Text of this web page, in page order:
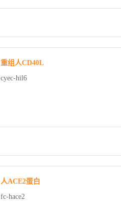
重组人CD40L
cyec-hil6
人ACE2蛋白
fc-hace2